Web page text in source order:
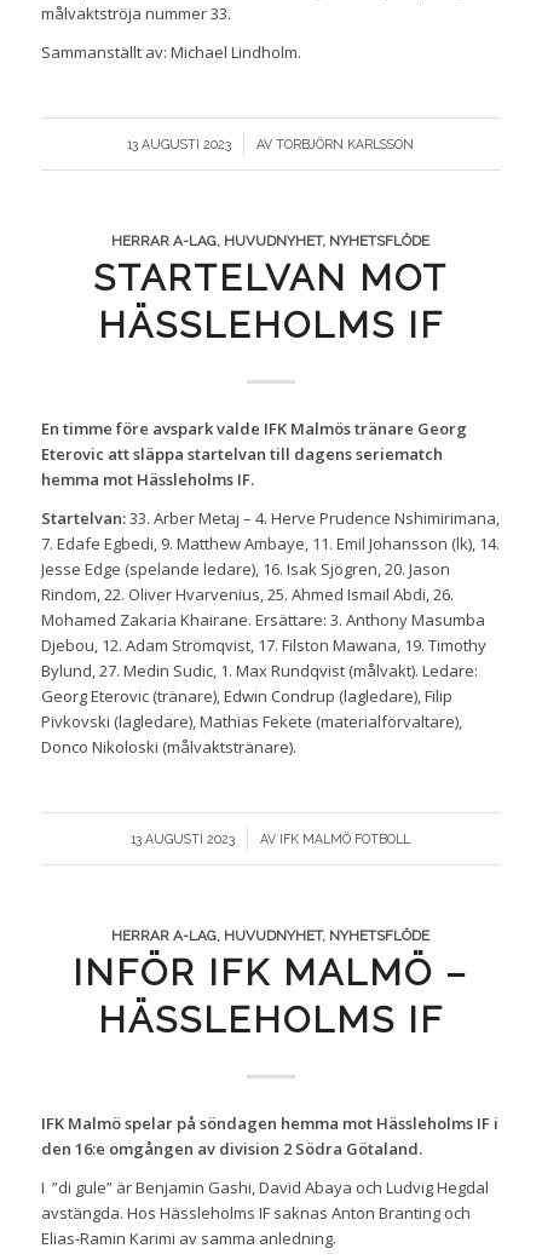
målvaktströja nummer 33.
Sammanställt av: Michael Lindholm.
13 AUGUSTI 2023
/ AVTORBJÖRN KARLSSON
HERRAR A-LAG, HUVUDNYHET, NYHETSFLÖDE
STARTELVAN MOT
HÄSSLEHOLMS IF
En timme före avspark valde IFK Malmös tränare Georg
Eterovic att släppa startelvan till dagens seriematch
hemma mot Hässleholms IF.
Startelvan:33. Arber Metaj – 4. Herve Prudence Nshimirimana,
7. Edafe Egbedi, 9. Matthew Ambaye, 11. Emil Johansson (lk), 14.
Jesse Edge (spelande ledare), 16. Isak Sjögren, 20. Jason
Rindom, 22. Oliver Hvarvenius, 25. Ahmed Ismail Abdi, 26.
Mohamed Zakaria Khairane. Ersättare: 3. Anthony Masumba
Djebou, 12. Adam Strömqvist, 17. Filston Mawana, 19. Timothy
Bylund, 27. Medin Sudic, 1. Max Rundqvist (målvakt). Ledare:
Georg Eterovic (tränare), Edwin Condrup (lagledare), Filip
Pivkovski (lagledare), Mathias Fekete (materialförvaltare),
Donco Nikoloski (målvaktstränare).
13 AUGUSTI 2023
/ AV IFK MALMÖ FOTBOLL
HERRAR A-LAG, HUVUDNYHET, NYHETSFLÖDE
INFÖR IFK MALMÖ –
HÄSSLEHOLMS IF
IFK Malmö spelar på söndagen hemma mot Hässleholms IF i
den 16:e omgången av division 2 Södra Götaland.
I ”di gule” är Benjamin Gashi, David Abaya och Ludvig Hegdal
avstängda. Hos Hässleholms IF saknas Anton Branting och
Elias-Ramin Karimi av samma anledning.